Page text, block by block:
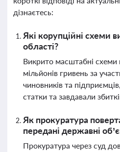
дізнаєтесь:
Які корупційні схеми
області?
Викрито масштабні
мільйонів гривень за
чиновників та
статки та завдавали
Як прокуратура
передані державні
Прокуратура через суд